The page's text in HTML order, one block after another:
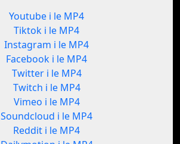
Youtube i le MP4
Tiktok i le MP4
Instagram i le MP4
Facebook i le MP4
Twitter i le MP4
Twitch i le MP4
Vimeo i le MP4
Soundcloud i le MP4
Reddit i le MP4